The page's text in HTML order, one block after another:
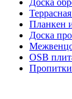
Планкен
Доска
OSB